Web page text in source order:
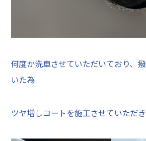
何度か洗車させていただいており、
いた為
ツヤ増しコートを施工させていただ